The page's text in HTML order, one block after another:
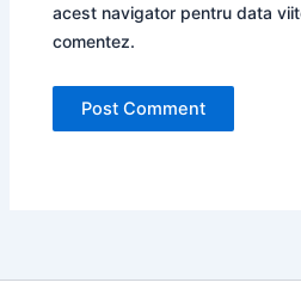
acest navigator pentru data
comentez.